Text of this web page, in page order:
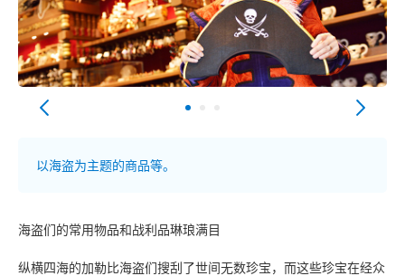
以海盗为主题的商品等。
海盗们的常用物品和战利品琳琅满目
纵横四海的加勒比海盗们搜刮了世间无数珍宝，而这些珍宝在经众